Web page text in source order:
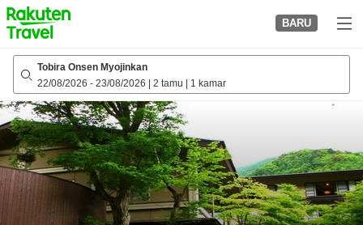
to
top
page
BARU
Tobira Onsen Myojinkan
22/08/2026 - 23/08/2026 2 tamu 1 kamar